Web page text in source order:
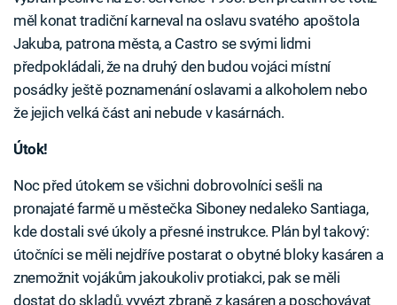
měl konat tradiční karneval na oslavu svatého apoštola
Jakuba, patrona města, a Castro se svými lidmi
předpokládali, že na druhý den budou vojáci místní
posádky ještě poznamenání oslavami a alkoholem nebo
že jejich velká část ani nebude v kasárnách.
Útok!
Noc před útokem se všichni dobrovolníci sešli na
pronajaté farmě u městečka Siboney nedaleko Santiaga,
kde dostali své úkoly a přesné instrukce. Plán byl takový:
útočníci se měli nejdříve postarat o obytné bloky kasáren a
znemožnit vojákům jakoukoliv protiakci, pak se měli
dostat do skladů, vyvézt zbraně z kasáren a poschovávat